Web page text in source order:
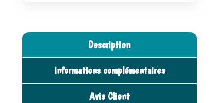
Description
Informations complémentaires
Avis Client